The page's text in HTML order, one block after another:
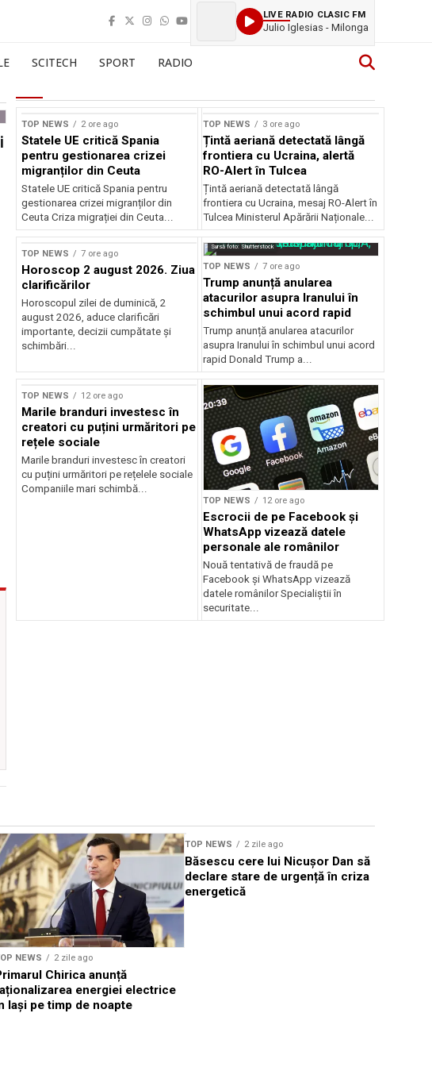
LIVE RADIO CLASIC FM
Julio Iglesias - Milonga
SCITECH SPORT RADIO
TOP NEWS 2 ore ago
Statele UE critică Spania
pentru gestionarea crizei
migranților din Ceuta
Statele UE critică Spania pentru
gestionarea crizei migranților din
Ceuta Criza migrației din Ceuta...
TOP NEWS 3 ore ago
Țintă aeriană detectată lângă
frontiera cu Ucraina, alertă
RO-Alert în Tulcea
Țintă aeriană detectată lângă
frontiera cu Ucraina, mesaj RO-Alert în
Tulcea Ministerul Apărării Naționale...
TOP NEWS 7 ore ago
Horoscop 2 august 2026. Ziua
clarificărilor
Horoscopul zilei de duminică, 2
august 2026, aduce clarificări
importante, decizii cumpătate și
schimbări...
Sursă foto: Shutterstock
TOP NEWS 7 ore ago
Trump anunță anularea
atacurilor asupra Iranului în
schimbul unui acord rapid
Trump anunță anularea atacurilor
asupra Iranului în schimbul unui acord
rapid Donald Trump a...
TOP NEWS 12 ore ago
Marile branduri investesc în
creatori cu puțini urmăritori pe
rețele sociale
Marile branduri investesc în creatori
cu puțini urmăritori pe rețelele sociale
Companiile mari schimbă...
TOP NEWS 12 ore ago
Escrocii de pe Facebook și
WhatsApp vizează datele
personale ale românilor
Nouă tentativă de fraudă pe
Facebook și WhatsApp vizează
datele românilor Specialiștii în
securitate...
NEWS 2 zile ago
Chirica anunță
energiei electrice
Iași pe timp de noapte
TOP NEWS 2 zile ago
Băsescu cere lui Nicușor Dan să
declare stare de urgență în criza
energetică